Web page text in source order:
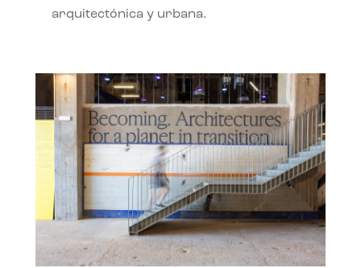
arquitectónica y urbana.